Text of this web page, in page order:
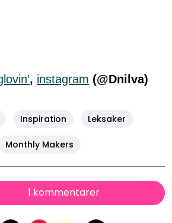
, instagram (@Dnilva)
Inspiration Leksaker
Monthly Makers
1 kommentarer